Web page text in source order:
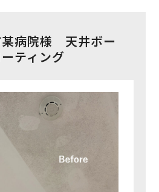
某病院様 天井ボー
ティング